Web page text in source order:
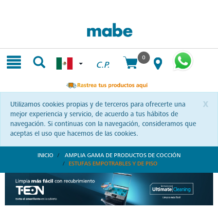
C.P.
0
x
Utilizamos cookies propias y de terceros para ofrecerte una
mejor experiencia y servicio, de acuerdo a tus hábitos de
navegación. Si continuas con la navegación, consideramos que
aceptas el uso que hacemos de las cookies.
INICIO
AMPLIA GAMA DE PRODUCTOS DE COCCIÓN
ESTUFAS EMPOTRABLES Y DE PISO